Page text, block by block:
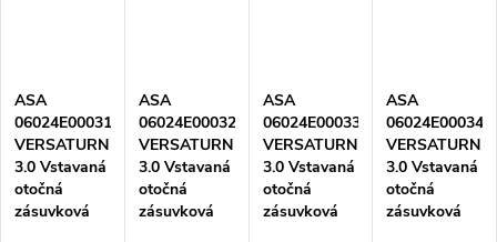
manažérske
pracoviská.
Unikátna...
manažérske
pracoviská.
Unikátna...
manažérske
pracoviská.
Unikátna...
manažérske
pracoviská.
Unikátna...
ASA
06024E00031
VERSATURN
3.0 Vstavaná
otočná
zásuvková
ASA
06024E00032
VERSATURN
3.0 Vstavaná
otočná
zásuvková
ASA
06024E00033
VERSATURN
3.0 Vstavaná
otočná
zásuvková
ASA
06024E00034
VERSATURN
3.0 Vstavaná
otočná
zásuvková